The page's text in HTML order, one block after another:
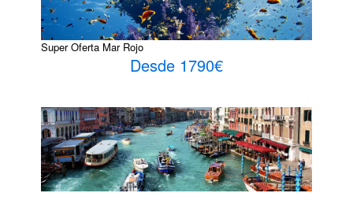
Super Oferta Mar Rojo
Desde 1790€